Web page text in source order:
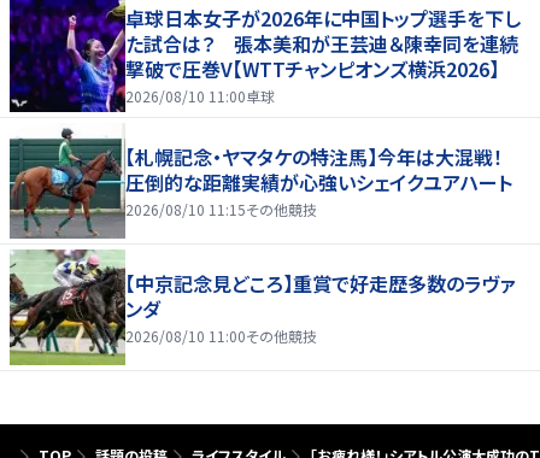
卓球日本女子が2026年に中国トップ選手を下し
た試合は？ 張本美和が王芸迪＆陳幸同を連続
撃破で圧巻V【WTTチャンピオンズ横浜2026】
2026/08/10 11:00卓球
【札幌記念・ヤマタケの特注馬】今年は大混戦！
圧倒的な距離実績が心強いシェイクユアハート
2026/08/10 11:15その他競技
【中京記念見どころ】重賞で好走歴多数のラヴァ
ンダ
2026/08/10 11:00その他競技